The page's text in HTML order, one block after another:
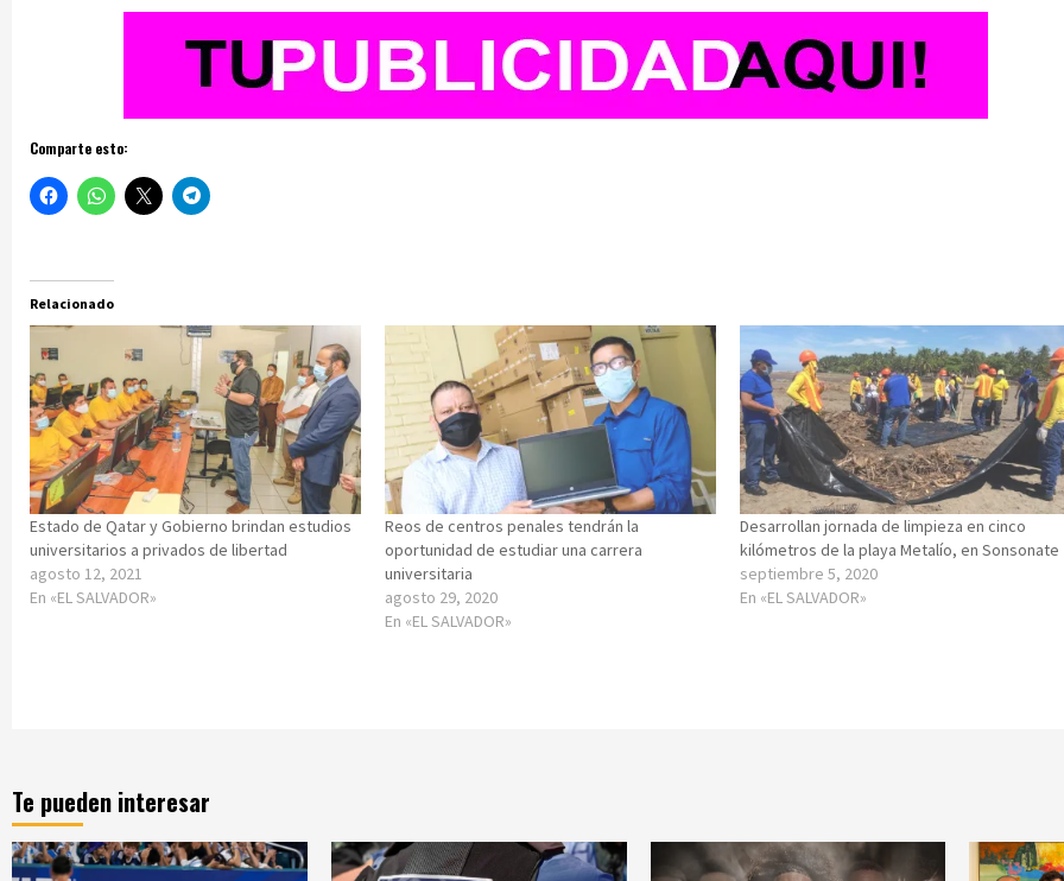
Comparte esto:
Relacionado
Estado de Qatar y Gobierno brindan estudios
universitarios a privados de libertad
agosto 12, 2021
En «EL SALVADOR»
Reos de centros penales tendrán la
oportunidad de estudiar una carrera
universitaria
agosto 29, 2020
En «EL SALVADOR»
Desarrollan jornada de limpieza en cinco
kilómetros de la playa Metalío, en Sonsonate
septiembre 5, 2020
En «EL SALVADOR»
Te pueden interesar